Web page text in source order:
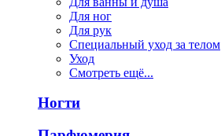
Для ног
Для рук
Специальный уход за телом
Уход
Смотреть ещё...
Ногти